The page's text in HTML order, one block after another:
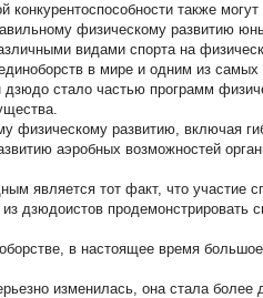
также
физическому развитию
видами спорта на
в мире и одним из самых
стало частью программ
физическому развитию, включая
аэробных возможностей
является тот факт, что участие
дзюдоистов продемонстрировать
в настоящее время
изменилась, она стала более